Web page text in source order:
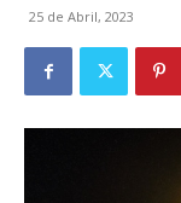
25 de Abril, 2023